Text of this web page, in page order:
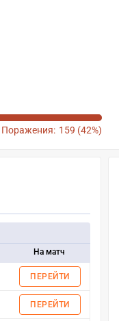
Поражения: 159 (42%)
На матч
ПЕРЕЙТИ
ПЕРЕЙТИ